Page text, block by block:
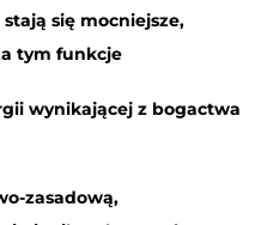
się mocniejsze,
tym funkcje
wynikającej z bogactwa
zasadową,